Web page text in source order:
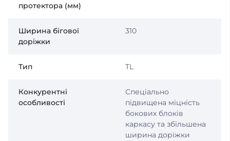
протектора (мм)
Ширина бігової
доріжки
310
Тип TL
Конкурентні
особливості
Спеціально
підвищена міцність
бокових блоків
каркасу та збільшена
ширина доріжки